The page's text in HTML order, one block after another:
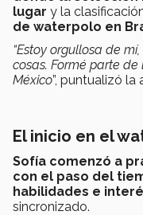
lugar y la
de waterpolo en
“Estoy orgullosa de
cosas. Formé parte
México”, puntualizó la
El inicio en el
Sofía comenzó a
con el paso del
habilidades e
sincronizado.